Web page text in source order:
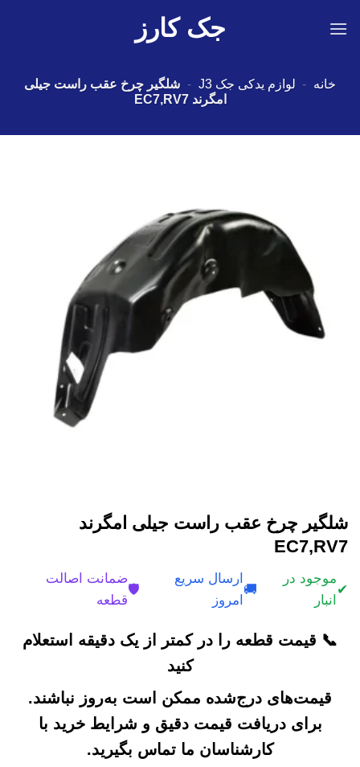
جک کارز
خانه - لوازم یدکی جک J3 - شلگیر چرخ عقب راست جیلی
امگرند EC7,RV7
شلگیر چرخ عقب راست جیلی امگرند
EC7,RV7
✔
موجود در
انبار
🚚
ارسال سریع
امروز
🛡️
ضمانت اصالت
قطعه
📞 قیمت قطعه را در کمتر از یک دقیقه استعلام
کنید
قیمت‌های درج‌شده ممکن است به‌روز نباشند.
برای دریافت قیمت دقیق و شرایط خرید با
کارشناسان ما تماس بگیرید.